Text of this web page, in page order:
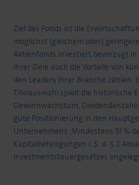
Ziel des Fonds ist die
möglichst (gleichem oder)
Aktienfonds investiert bevorzugt
ihrer Ziele auch die Vorteile von
den Leaders ihrer Branche zählen.
Titelauswahl spielt die historische
Gewinnwachstum,
gute Positionierung in den
Unternehmens. Mindestens 51 %
Kapitalbeteiligungen i. S. d. § 2
Investmentsteuergesetzes